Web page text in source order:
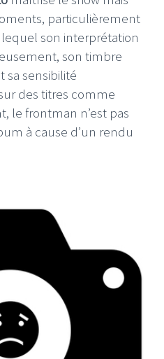
particulièrement
son interprétation
son timbre
sa sensibilité
des titres comme
le frontman n’est pas
à cause d’un rendu